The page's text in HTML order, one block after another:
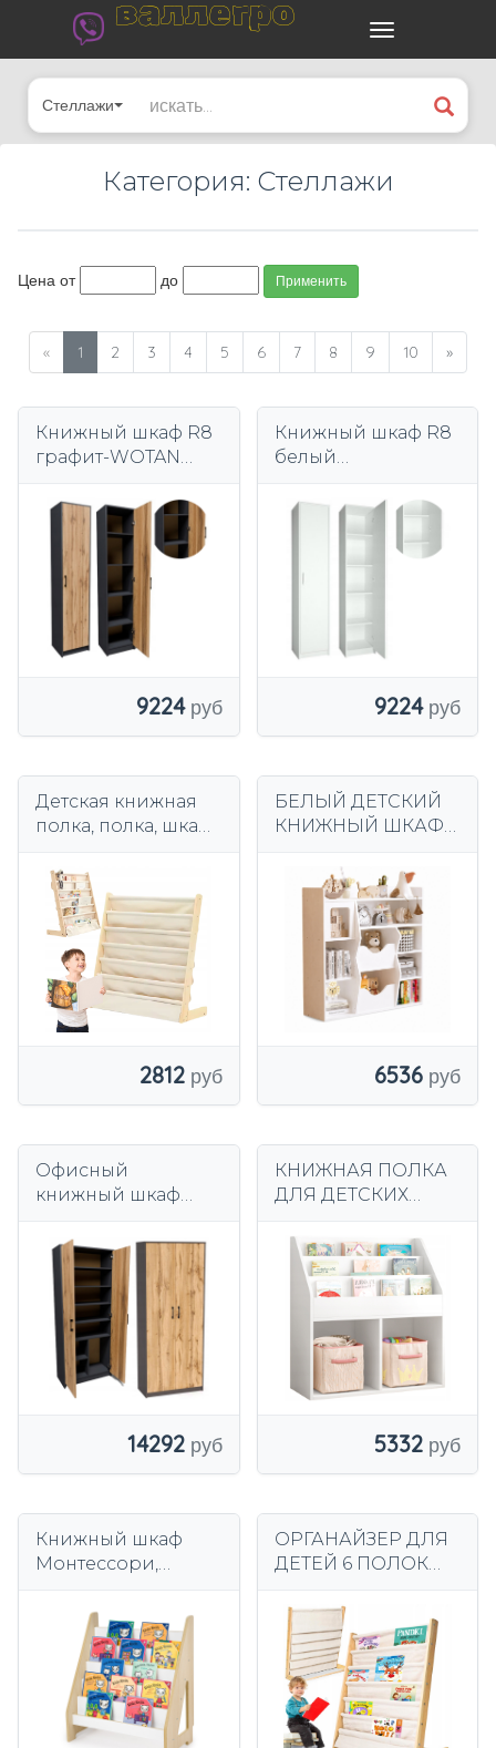
валлегро
Стеллажи
Категория: Стеллажи
Цена от до Применить
« 1 2 3 4 5 6 7 8 9 10 »
Книжный шкаф R8
графит-WOTAN
прихожая шкаф
для одежды
игрушки книги
9224
Книжный шкаф R8
белый
прихожая шкаф
для одежды
игрушки книги
обувь
9224
Детская книжная
полка, полка, шкаф,
книжный шкаф 79
см
2812
БЕЛЫЙ ДЕТСКИЙ
КНИЖНЫЙ ШКАФ
КНИГИ
АКСЕССУАРЫ-
ОРГАНИЗАТОР 9
ОТДЕЛЕНИЙ
6536
Офисный
книжный шкаф
графит-WOTAN
ROB антрацит
14292
КНИЖНАЯ ПОЛКА
ДЛЯ ДЕТСКИХ
ШКАФ ДЛЯ
ИГРУШЕК,
КНИЖНЫЙ ШКАФ
5332
Книжный шкаф
Монтессори,
игрушки для
детей, большой
белый дуб
ОРГАНАЙЗЕР ДЛЯ
ДЕТЕЙ 6 ПОЛОК
СТЕНД LOFT 2 КГ 79
СМ